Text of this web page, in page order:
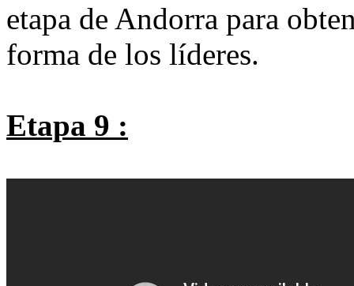
etapa de Andorra para
forma de los líderes.
Etapa 9 :